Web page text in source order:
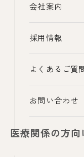
会社案内
採用情報
よくあるご質
お問い合わせ
医療関係の方向